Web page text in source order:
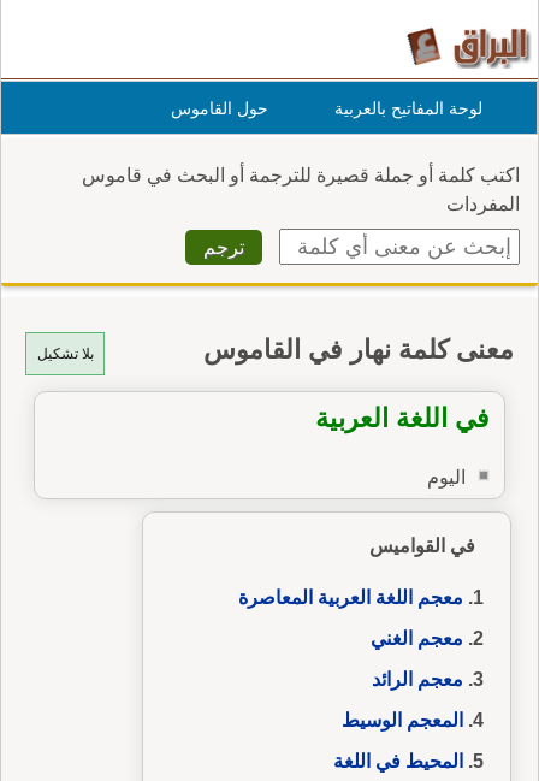
لوحة المفاتيح بالعربية حول القاموس
اكتب كلمة أو جملة قصيرة للترجمة أو البحث في قاموس
المفردات
بلا تشكيل معنى كلمة نهار في القاموس
في اللغة العربية
اليوم
في القواميس
معجم اللغة العربية المعاصرة
معجم الغني
معجم الرائد
المعجم الوسيط
المحيط في اللغة